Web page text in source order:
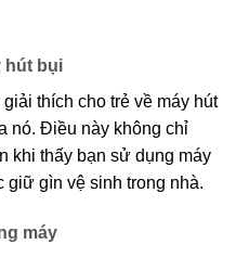
hút bụi
thích cho trẻ về máy hút
nó. Điều này không chỉ
khi thấy bạn sử dụng máy
giữ gìn vệ sinh trong nhà.
máy